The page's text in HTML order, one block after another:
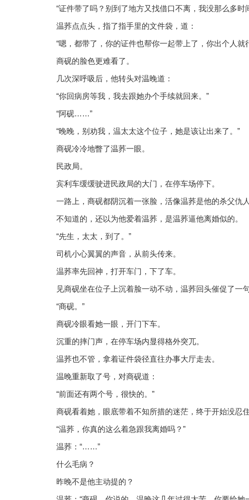
“证件带了吗？别到了地方又找借口不离，我没那么多时
温荞点点头，指了指手里的文件袋，道：
“嗯，都带了，你的证件也帮你一起带上了，你出个人就
商砚的脸色更难看了。
几次深呼吸后，他转头对温晚道：
“你回病房等我，我去跟她办个手续就回来。”
“阿砚……”
“晚晚，别劝我，温太太这个位子，她是该让出来了。”
商砚冷冷地瞥了温荞一眼。
民政局。
宾利车缓缓驶进民政局的大门，在停车场停下。
一路上，商砚都阴沉着一张脸，活像温荞是他的杀父仇人
不知道的，还以为他爱着温荞，是温荞逼他离婚似的。
“先生，太太，到了。”
司机小心翼翼的声音，从前头传来。
温荞率先回神，打开车门，下了车。
见商砚坐在位子上沉着脸一动不动，温荞回头催促了一句
“商砚。”
商砚冷眼看她一眼，开门下车。
沉重的摔门声，在停车场内显得格外突兀。
温荞也不管，拿着证件袋径直往办事大厅走去。
温晚重新取了号，对商砚道：
“前面还有两个号，很快的。”
商砚看着她，眼底带着不知所措的迷茫，终于开始没忍
“温荞，你真的这么着急跟我离婚吗？”
温荞：“……”
什么毛病？
昨晚不是他主动提的？